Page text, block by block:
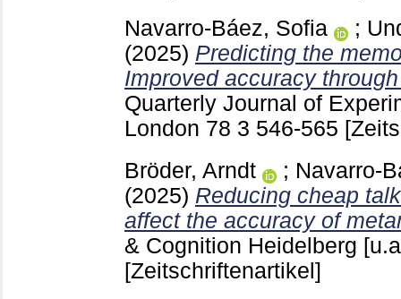
Navarro-Báez, Sofia
;
(2025) Predicting the
Improved accuracy
Quarterly Journal of
London 78 3 546-565
Bröder, Arndt
; Navarro-
(2025) Reducing cheap
affect the accuracy of
& Cognition Heidelberg
[Zeitschriftenartikel]